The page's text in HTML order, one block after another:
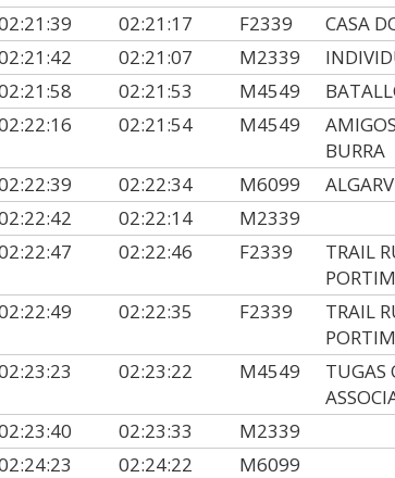
02:21:17 F2339 CASA
02:21:07 M2339
02:21:53 M4549
02:21:54 M4549
BURRA
02:22:34 M6099
02:22:14 M2339
02:22:46 F2339
TRAIL
02:22:35 F2339
TRAIL
02:23:22 M4549
TUGAS
02:23:33 M2339
02:24:22 M6099